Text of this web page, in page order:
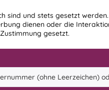
sind und stets gesetzt werden.
dienen oder die
gesetzt.